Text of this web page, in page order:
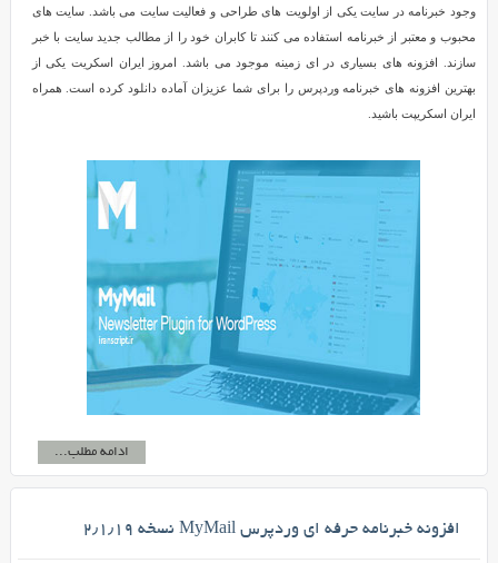
وجود خبرنامه در سایت یکی از اولویت های طراحی و فعالیت سایت می باشد. سایت های
محبوب و معتبر از خبرنامه استفاده می کنند تا کابران خود را از مطالب جدید سایت با خبر
سازند. افزونه های بسیاری در ای زمینه موجود می باشد. امروز ایران اسکریت یکی از
بهترین افزونه های خبرنامه وردپرس را برای شما عزیزان آماده دانلود کرده است. همراه
ایران اسکریپت باشید.
ادامه مطلب...
افزونه خبرنامه حرفه ای وردپرس MyMail نسخه ۲٫۱٫۱۹